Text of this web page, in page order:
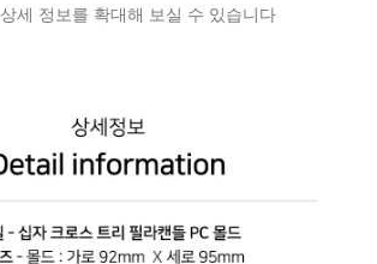
상세 정보를 확대해 보실 수 있습니다